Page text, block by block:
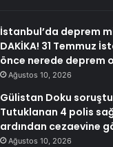
İstanbul’da deprem
DAKİKA! 31 Temmuz
önce nerede deprem
Ağustos 10, 2026
Gülistan Doku
Tutuklanan 4 polis
ardından cezaevine
Ağustos 10, 2026